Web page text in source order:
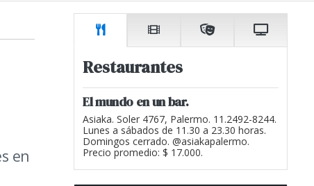
en
Restaurantes
El mundo en un bar.
Asiaka. Soler 4767, Palermo. 11.2492-8244.
Lunes a sábados de 11.30 a 23.30 horas.
Domingos cerrado. @asiakapalermo.
Precio promedio: $ 17.000.